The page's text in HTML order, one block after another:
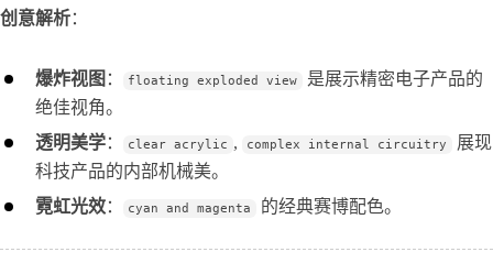
创意解析：
爆炸视图 ： floating exploded view
是展示精密电子产品的
绝佳视角。
透明美学： clear acrylic , complex internal circuitry
展现
科技产品的内部机械美。
霓虹光效： cyan and magenta 的经典赛博配色。